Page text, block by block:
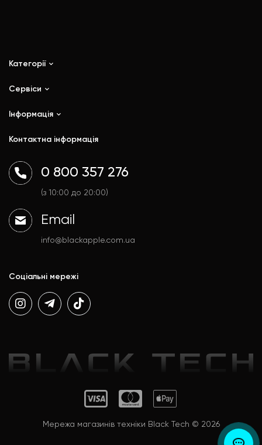
Категорії
iPhone
iPad
Watch
Гаджети
Аксесуари
Сервіси
Ремонт
Trade In
Інформація
Доставка і оплата
Договір публічної оферти
Політика конфіденційності
Контактна інформація
0 800 357 276
(з 10:00 до 20:00)
Email
info@blackapple.com.ua
Соціальні мережі
Мережа магазинів техніки Black Tech © 2026